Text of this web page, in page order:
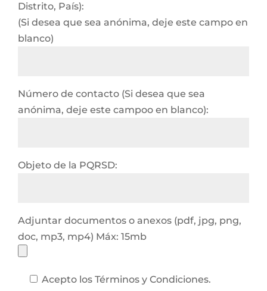
Distrito, País):
(Si desea que sea anónima, deje este campo en
blanco)
Número de contacto (Si desea que sea
anónima, deje este campoo en blanco):
Objeto de la PQRSD:
Adjuntar documentos o anexos (pdf, jpg, png,
doc, mp3, mp4) Máx: 15mb
Acepto los Términos y Condiciones.